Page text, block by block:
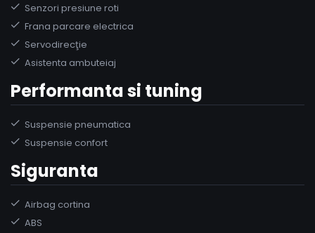
Senzori presiune roti
Frana parcare electrica
Servodirecţie
Asistenta ambuteiaj
Performanta si tuning
Suspensie pneumatica
Suspensie confort
Siguranta
Airbag cortina
ABS